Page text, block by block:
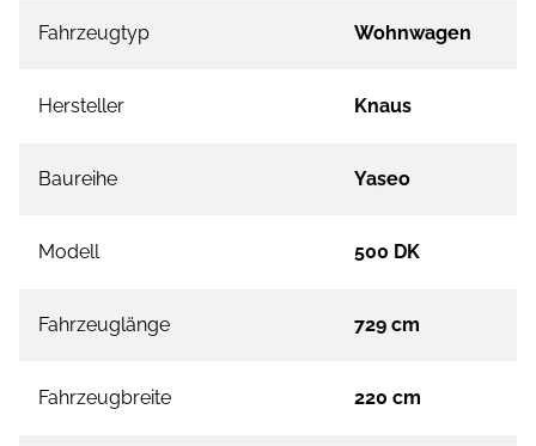
Fahrzeugtyp Wohnwagen
Hersteller Knaus
Baureihe Yaseo
Modell 500 DK
Fahrzeuglänge 729 cm
Fahrzeugbreite 220 cm